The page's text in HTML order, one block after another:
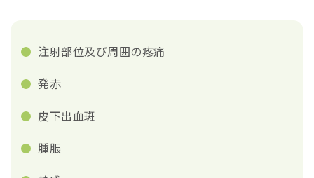
注射部位及び周囲の疼痛
発⾚
⽪下出⾎斑
腫脹